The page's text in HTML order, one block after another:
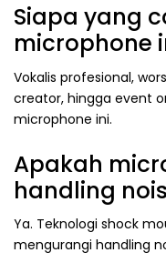
Siapa yang
microphone
Vokalis profesional,
creator, hingga event
microphone ini.
Apakah
handling
Ya. Teknologi shock
mengurangi handling